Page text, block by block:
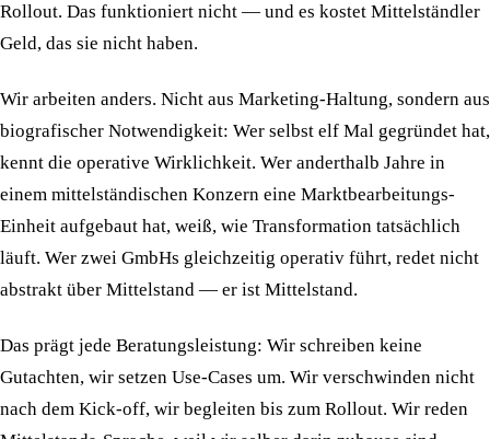
Rollout. Das funktioniert nicht — und es kostet Mittelständler
Geld, das sie nicht haben.
Wir arbeiten anders. Nicht aus Marketing-Haltung, sondern aus
biografischer Notwendigkeit: Wer selbst elf Mal gegründet hat,
kennt die operative Wirklichkeit. Wer anderthalb Jahre in
einem mittelständischen Konzern eine Marktbearbeitungs-
Einheit aufgebaut hat, weiß, wie Transformation tatsächlich
läuft. Wer zwei GmbHs gleichzeitig operativ führt, redet nicht
abstrakt über Mittelstand — er ist Mittelstand.
Das prägt jede Beratungsleistung: Wir schreiben keine
Gutachten, wir setzen Use-Cases um. Wir verschwinden nicht
nach dem Kick-off, wir begleiten bis zum Rollout. Wir reden